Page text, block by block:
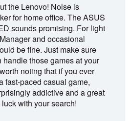
the Lenovo! Noise is
for home office. The ASUS
sounds promising. For light
and occasional
be fine. Just make sure
those games at your
noting that if you ever
fast-paced casual game,
addictive and a great
with your search!